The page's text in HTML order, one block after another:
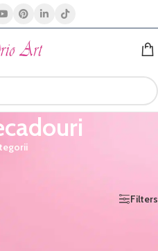
„#ideidecadouri”
Filters